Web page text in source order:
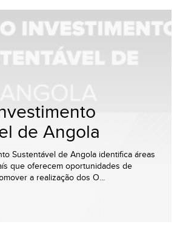
de Angola
Sustentável de Angola identifica áreas
que oferecem oportunidades de
a realização dos O...